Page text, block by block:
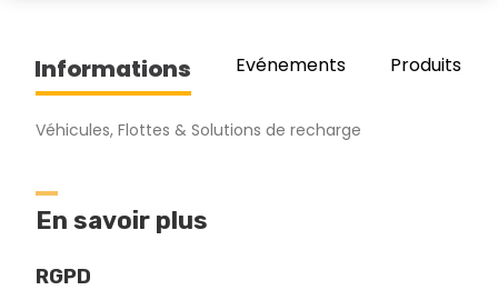
Informations Evénements Produits/
Véhicules, Flottes & Solutions de recharge
En savoir plus
RGPD